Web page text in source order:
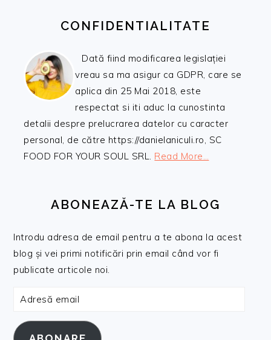
CONFIDENTIALITATE
Dată fiind modificarea legislației
vreau sa ma asigur ca GDPR, care se
aplica din 25 Mai 2018, este
respectat si iti aduc la cunostinta
detalii despre prelucrarea datelor cu caracter
personal, de către https://danielaniculi.ro, SC
FOOD FOR YOUR SOUL SRL. Read More…
ABONEAZĂ-TE LA BLOG
Introdu adresa de email pentru a te abona la acest
blog și vei primi notificări prin email când vor fi
publicate articole noi.
Adresă